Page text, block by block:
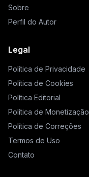
Sobre
Perfil do Autor
Legal
Política de Privacidade
Política de Cookies
Política Editorial
Política de Monetização
Política de Correções
Termos de Uso
Contato